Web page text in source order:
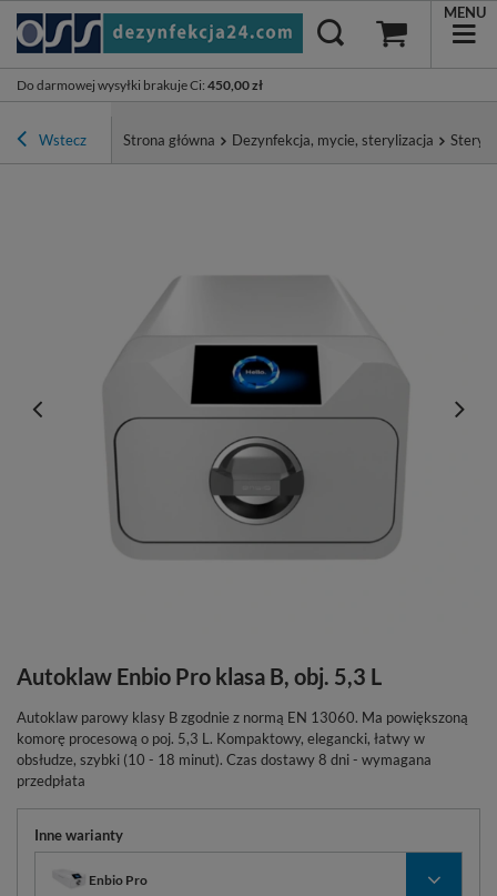
Do darmowej wysyłki brakuje Ci: 450,00 zł
MENU
Wstecz Strona główna Dezynfekcja, mycie, sterylizacja
Autoklaw Enbio Pro klasa B, obj. 5,3 L
Autoklaw parowy klasy B zgodnie z normą EN 13060. Ma powiększoną
komorę procesową o poj. 5,3 L. Kompaktowy, elegancki, łatwy w
obsłudze, szybki (10 - 18 minut). Czas dostawy 8 dni - wymagana
przedpłata
Inne warianty
Enbio Pro